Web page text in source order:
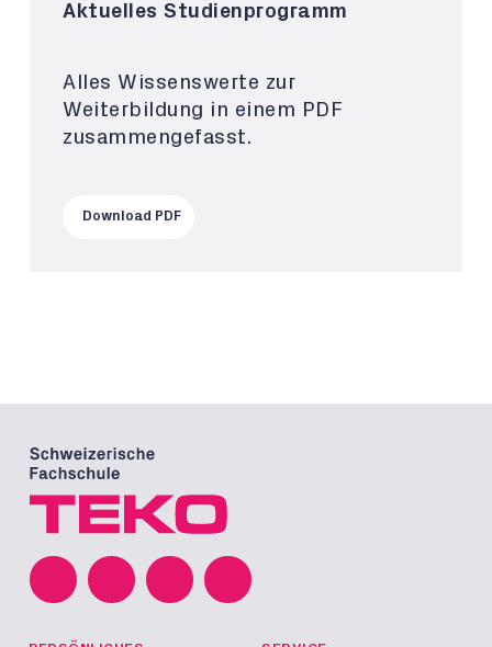
Aktuelles Studienprogramm
Alles Wissenswerte zur
Weiterbildung in einem PDF
zusammengefasst.
Download PDF